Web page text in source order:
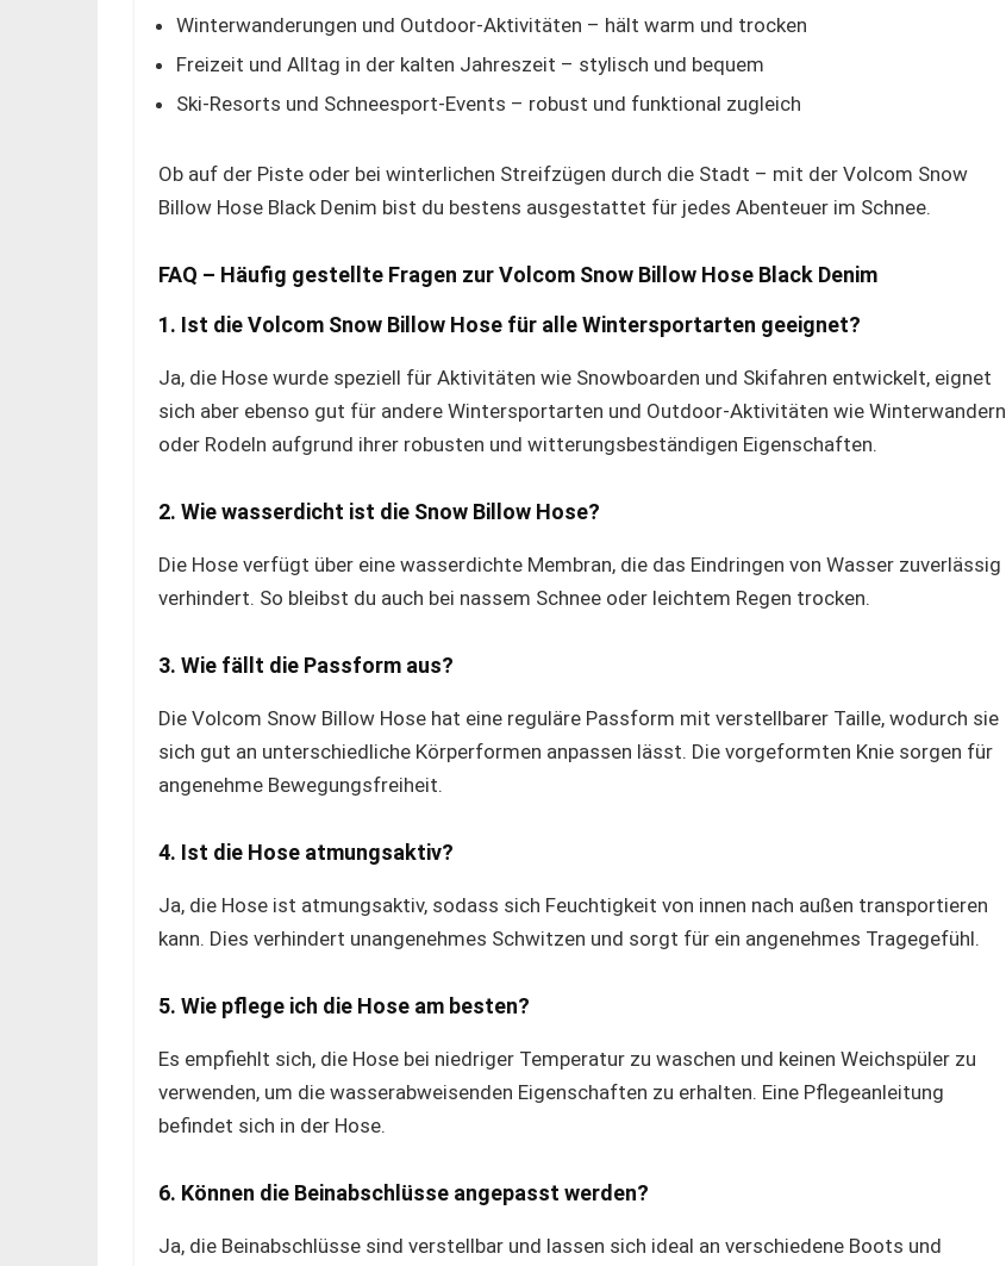
Winterwanderungen und Outdoor-Aktivitäten – hält warm und trocken
Freizeit und Alltag in der kalten Jahreszeit – stylisch und bequem
Ski-Resorts und Schneesport-Events – robust und funktional zugleich
Ob auf der Piste oder bei winterlichen Streifzügen durch die Stadt – mit der Volcom Snow
Billow Hose Black Denim bist du bestens ausgestattet für jedes Abenteuer im Schnee.
FAQ – Häufig gestellte Fragen zur Volcom Snow Billow Hose Black Denim
1. Ist die Volcom Snow Billow Hose für alle Wintersportarten geeignet?
Ja, die Hose wurde speziell für Aktivitäten wie Snowboarden und Skifahren entwickelt, eignet
sich aber ebenso gut für andere Wintersportarten und Outdoor-Aktivitäten wie Winterwandern
oder Rodeln aufgrund ihrer robusten und witterungsbeständigen Eigenschaften.
2. Wie wasserdicht ist die Snow Billow Hose?
Die Hose verfügt über eine wasserdichte Membran, die das Eindringen von Wasser zuverlässig
verhindert. So bleibst du auch bei nassem Schnee oder leichtem Regen trocken.
3. Wie fällt die Passform aus?
Die Volcom Snow Billow Hose hat eine reguläre Passform mit verstellbarer Taille, wodurch sie
sich gut an unterschiedliche Körperformen anpassen lässt. Die vorgeformten Knie sorgen für
angenehme Bewegungsfreiheit.
4. Ist die Hose atmungsaktiv?
Ja, die Hose ist atmungsaktiv, sodass sich Feuchtigkeit von innen nach außen transportieren
kann. Dies verhindert unangenehmes Schwitzen und sorgt für ein angenehmes Tragegefühl.
5. Wie pflege ich die Hose am besten?
Es empfiehlt sich, die Hose bei niedriger Temperatur zu waschen und keinen Weichspüler zu
verwenden, um die wasserabweisenden Eigenschaften zu erhalten. Eine Pflegeanleitung
befindet sich in der Hose.
6. Können die Beinabschlüsse angepasst werden?
Ja, die Beinabschlüsse sind verstellbar und lassen sich ideal an verschiedene Boots und